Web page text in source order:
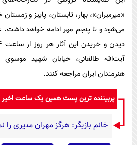
«میرمیران»، بهار، تابستان، پاییز و زمستان
می‌شود و تا پنجم مهر ادامه خواهد داشت.
آیت‌الله طالقانی، خیابان شهید
هنرمندان ایران مراجعه کنند.
پربیننده ترین پست همین یک ساعت اخیر
خانم بازیگر: هرگز مهران مدیری